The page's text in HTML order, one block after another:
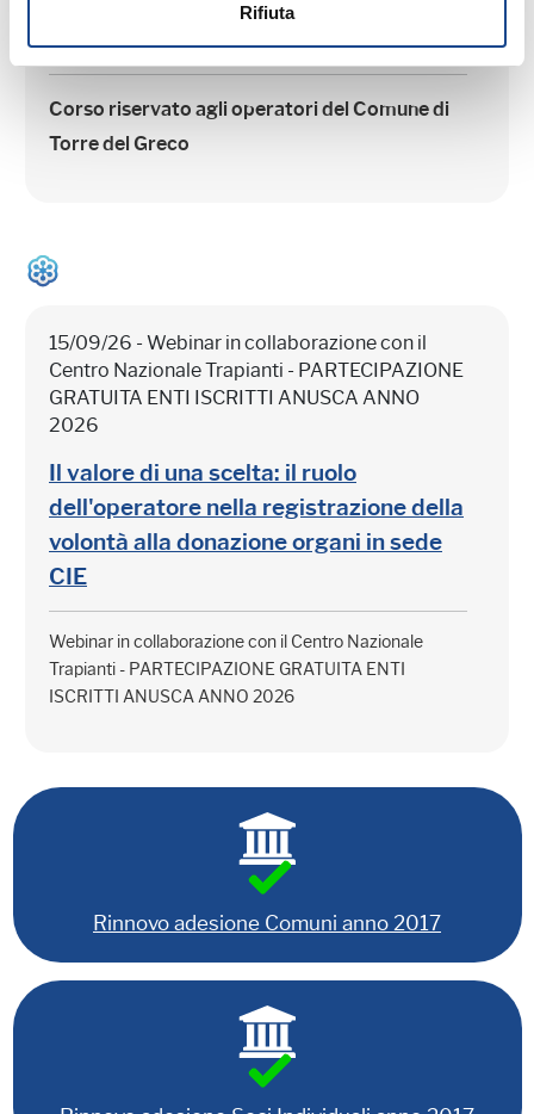
Rifiuta
TORRE DEL GRECO - L'adozione
Corso riservato agli operatori del Comune di
Torre del Greco
15/09/26 - Webinar in collaborazione con il
Centro Nazionale Trapianti - PARTECIPAZIONE
GRATUITA ENTI ISCRITTI ANUSCA ANNO
2026
Il valore di una scelta: il ruolo
dell'operatore nella registrazione della
volontà alla donazione organi in sede
CIE
Webinar in collaborazione con il Centro Nazionale
Trapianti - PARTECIPAZIONE GRATUITA ENTI
ISCRITTI ANUSCA ANNO 2026
Rinnovo adesione Comuni anno 2017